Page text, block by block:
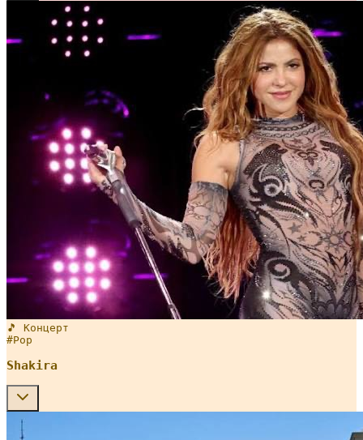
🎵 Концерт
#Pop
Shakira